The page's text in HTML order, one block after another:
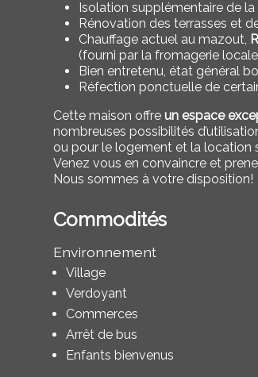
Isolation supplémentaire de
Rénovation des terrasses et
Chauffage actuel au mazout,
(fourni par la fromagerie
Bien entretenu, état général
Réfection ponctuelle de
Cette maison offreun espace
nombreuses possibilités
ou pour le logement et la location
Venez vous en convaincre et
Nous sommes à votre disposition!
Commodités
Environnement
Village
Verdoyant
Commerces
Arrêt de bus
Enfants bienvenus